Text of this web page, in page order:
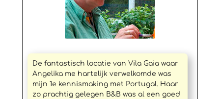
De fantastisch locatie van Vila Gaia waar
Angelika me hartelijk verwelkomde was
mijn 1e kennismaking met Portugal. Haar
zo prachtig gelegen B&B was al een goed